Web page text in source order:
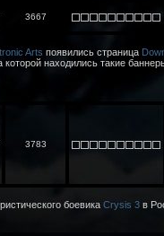
3667
Arts появились страница
которой находились такие
3783
боевика Crysis 3 в